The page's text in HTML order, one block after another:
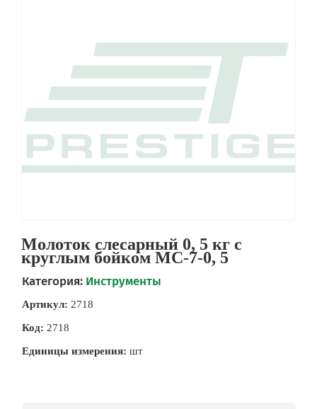
Молоток слесарный 0, 5 кг с
круглым бойком МС-7-0, 5
Категория: Инструменты
Артикул: 2718
Код: 2718
Единицы измерения: шт